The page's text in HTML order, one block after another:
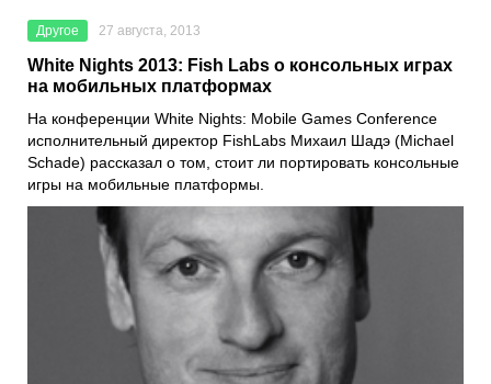
Другое 27 августа, 2013
White Nights 2013: Fish Labs о консольных играх
на мобильных платформах
На конференции White Nights: Mobile Games Conference
исполнительный директор FishLabs Михаил Шадэ (Michael
Schade) рассказал о том, стоит ли портировать консольные
игры на мобильные платформы.